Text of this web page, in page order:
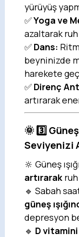
yürüyüş
✅Yoga ve
azaltarak
✅ Dans:
beyninizde
harekete
✅ Direnç
artırarak
🌞 3️⃣
Seviyenizi
🔆 Güneş
artırarak
🔹 Sabah
güneş
depresyon
🔹 D